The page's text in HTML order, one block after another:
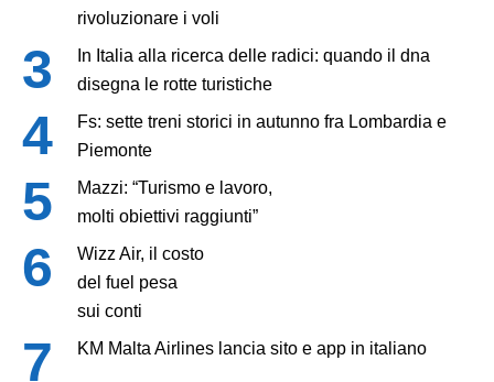
rivoluzionare i voli
In Italia alla ricerca delle radici: quando il dna
disegna le rotte turistiche
Fs: sette treni storici in autunno fra Lombardia e
Piemonte
Mazzi: “Turismo e lavoro,
molti obiettivi raggiunti”
Wizz Air, il costo
del fuel pesa
sui conti
KM Malta Airlines lancia sito e app in italiano